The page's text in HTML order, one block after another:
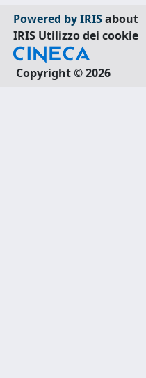
Powered by IRISabout
IRIS Utilizzo dei cookie
Copyright © 2026